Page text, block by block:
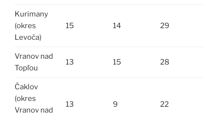
Kurimany
(okres
Levoča)
15 14 29
Vranov nad
Topľou
13 15 28
Čaklov
(okres
Vranov nad
13 9 22